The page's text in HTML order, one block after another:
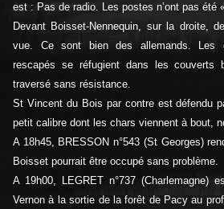
est : Pas de radio. Les postes n’ont pas été
Devant Boisset-Nennequin, sur la droite,
vue. Ce sont bien des allemands. Les
rescapés se réfugient dans les couverts
traversé sans résistance.
St Vincent du Bois par contre est défendu
petit calibre dont les chars viennent à bout,
A 18h45, BRESSON n°543 (St Georges)
Boisset pourrait être occupé sans problème.
A 19h00, LEGRET n°737 (Charlemagne)
Vernon à la sortie de la forêt de Pacy au